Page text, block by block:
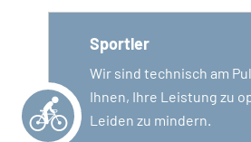
Sportler
Wir sind technisch am
Ihnen, Ihre Leistung zu
Leiden zu mindern.